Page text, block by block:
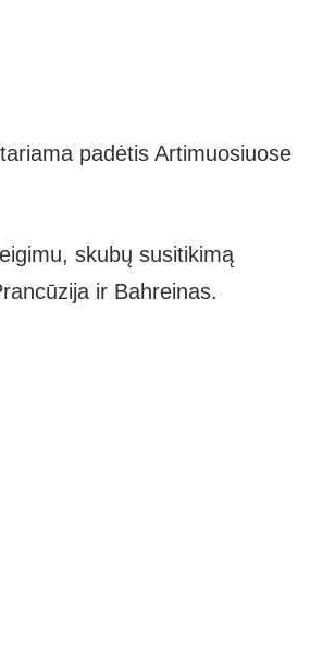
padėtis Artimuosiuose
skubų susitikimą
ir Bahreinas.